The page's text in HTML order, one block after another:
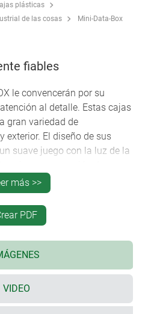
plásticas
de las cosas
Mini-Data-Box
fiables
le convencerán por su
al detalle. Estas cajas
gran variedad de
exterior. El diseño de sus
suave juego con la luz de la
con elegante diseño de
(Square) y E (Edge).
bridas.
un montaje rápido en
o perfiles redondeados y
más >>
PDF
VIDEO